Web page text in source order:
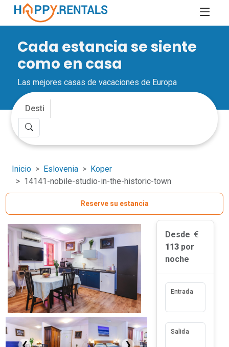
Cada estancia se siente
como en casa
Las mejores casas de vacaciones de Europa
Inicio Eslovenia
Koper
14141-nobile-studio-in-the-historic-town
Reserve su estancia
❮ ❯
Desde
113 por
noche
Entrada
Salida